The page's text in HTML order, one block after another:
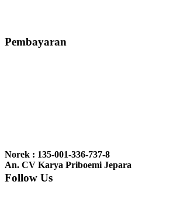
bale2 dan kursi teras saya sudah saya terima
nyesel deh beli geby...
Pembayaran
Norek : 135-001-336-737-8
An. CV Karya Priboemi Jepara
Follow Us